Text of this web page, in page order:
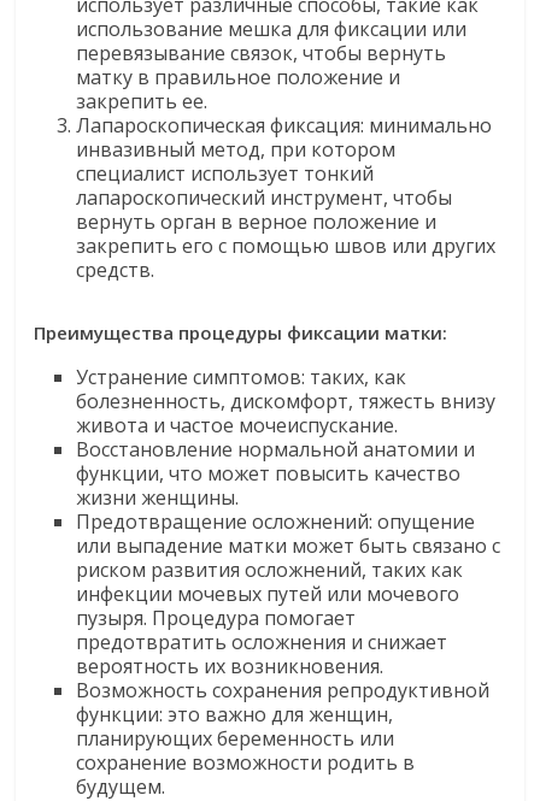
использование мешка для фиксации или
перевязывание связок, чтобы вернуть
матку в правильное положение и
закрепить ее.
Лапароскопическая фиксация: минимально
инвазивный метод, при котором
специалист использует тонкий
лапароскопический инструмент, чтобы
вернуть орган в верное положение и
закрепить его с помощью швов или других
средств.
Преимущества процедуры фиксации матки:
Устранение симптомов: таких, как
болезненность, дискомфорт, тяжесть внизу
живота и частое мочеиспускание.
Восстановление нормальной анатомии и
функции, что может повысить качество
жизни женщины.
Предотвращение осложнений: опущение
или выпадение матки может быть связано с
риском развития осложнений, таких как
инфекции мочевых путей или мочевого
пузыря. Процедура помогает
предотвратить осложнения и снижает
вероятность их возникновения.
Возможность сохранения репродуктивной
функции: это важно для женщин,
планирующих беременность или
сохранение возможности родить в
будущем.